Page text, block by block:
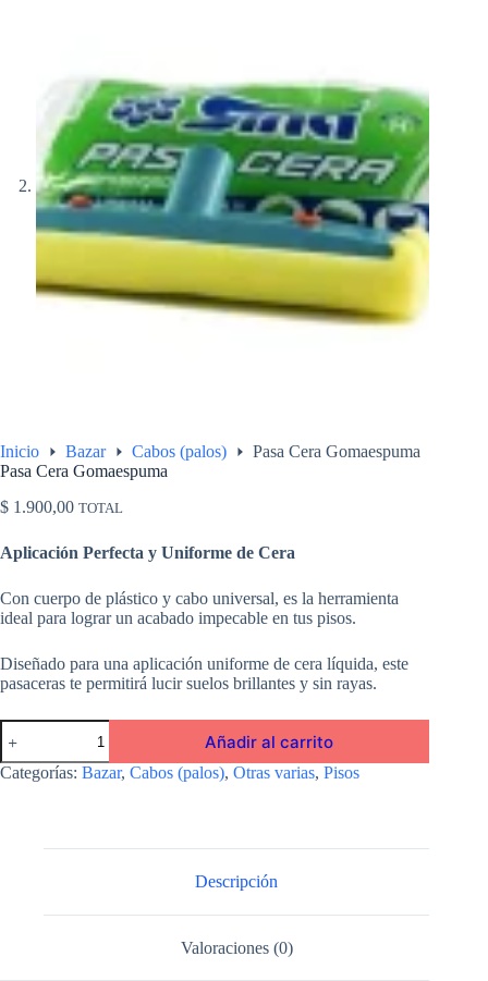
Inicio Bazar Cabos (palos)
Pasa Cera Gomaespuma
Pasa Cera Gomaespuma
$ 1.900,00 TOTAL
Aplicación Perfecta y Uniforme de Cera
Con cuerpo de plástico y cabo universal, es la herramienta
ideal para lograr un acabado impecable en tus pisos.
Diseñado para una aplicación uniforme de cera líquida, este
pasaceras te permitirá lucir suelos brillantes y sin rayas.
Pasa
Cera
Gomaespuma
cantidad
Añadir al carrito
Categorías: Bazar, Cabos (palos), Otras varias, Pisos
Descripción
Valoraciones (0)